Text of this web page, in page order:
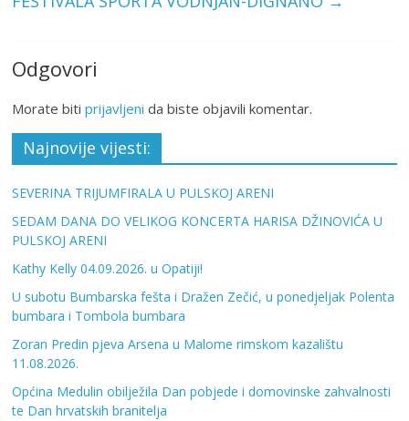
Odgovori
Morate bitiprijavljeni da biste objavili komentar.
Najnovije vijesti:
SEVERINA TRIJUMFIRALA U PULSKOJ ARENI
SEDAM DANA DO VELIKOG KONCERTA HARISA DŽINOVIĆA U
PULSKOJ ARENI
Kathy Kelly 04.09.2026. u Opatiji!
U subotu Bumbarska fešta i Dražen Zečić, u ponedjeljak Polenta
bumbara i Tombola bumbara
Zoran Predin pjeva Arsena u Malome rimskom kazalištu
11.08.2026.
Općina Medulin obilježila Dan pobjede i domovinske zahvalnosti
te Dan hrvatskih branitelja